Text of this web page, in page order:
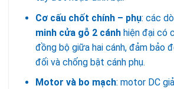
Cơ cấu chốt chính – phụ: các
minh cửa gỗ 2 cánhhiện đại có
đồng bộ giữa hai cánh, đảm bảo
đối và chống bật cánh phụ.
Motor và bo mạch: motor DC